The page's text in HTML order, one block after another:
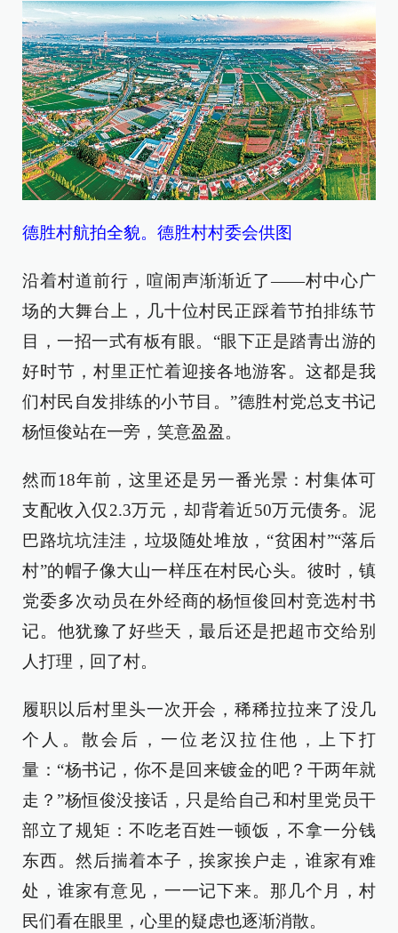
德胜村航拍全貌。德胜村村委会供图
沿着村道前行，喧闹声渐渐近了——村中心广
场的大舞台上，几十位村民正踩着节拍排练节
目，一招一式有板有眼。“眼下正是踏青出游的
好时节，村里正忙着迎接各地游客。这都是我
们村民自发排练的小节目。”德胜村党总支书记
杨恒俊站在一旁，笑意盈盈。
然而18年前，这里还是另一番光景：村集体可
支配收入仅2.3万元，却背着近50万元债务。泥
巴路坑坑洼洼，垃圾随处堆放，“贫困村”“落后
村”的帽子像大山一样压在村民心头。彼时，镇
党委多次动员在外经商的杨恒俊回村竞选村书
记。他犹豫了好些天，最后还是把超市交给别
人打理，回了村。
履职以后村里头一次开会，稀稀拉拉来了没几
个人。散会后，一位老汉拉住他，上下打
量：“杨书记，你不是回来镀金的吧？干两年就
走？”杨恒俊没接话，只是给自己和村里党员干
部立了规矩：不吃老百姓一顿饭，不拿一分钱
东西。然后揣着本子，挨家挨户走，谁家有难
处，谁家有意见，一一记下来。那几个月，村
民们看在眼里，心里的疑虑也逐渐消散。